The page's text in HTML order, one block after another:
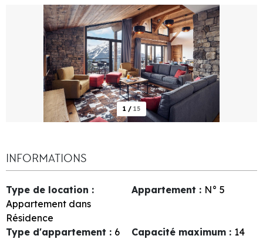
1 / 15
INFORMATIONS
Type de location :
Appartement dans
Résidence
Appartement : N° 5
Type d'appartement : 6
Capacité maximum : 14